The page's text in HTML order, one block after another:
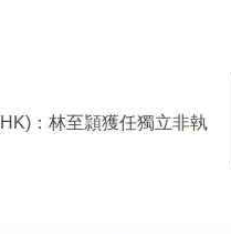
：林至頴獲任獨立非執